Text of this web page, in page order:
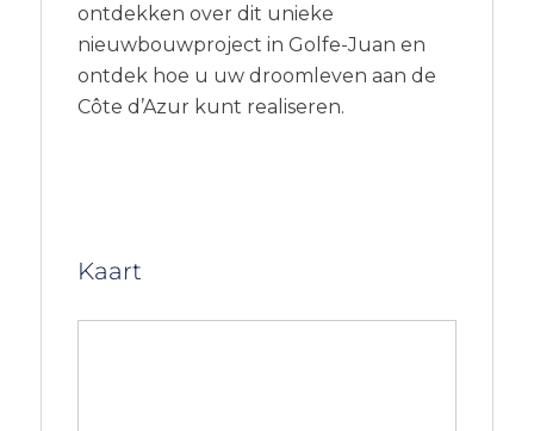
ontdekken over dit unieke
nieuwbouwproject in Golfe-Juan en
ontdek hoe u uw droomleven aan de
Côte d’Azur kunt realiseren.
Kaart